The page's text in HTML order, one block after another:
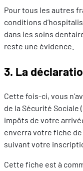
Pour tous les autres
conditions
dans les soins
reste une évidence.
3. La
Cette fois-ci, vous
de la Sécurité Sociale
impôts de votre
enverra votre fiche de
suivant votre
Cette fiche est à